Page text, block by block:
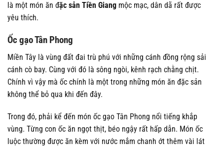
là một món ăn đặc sản Tiền Giang mộc mạc, dân dã rất được
yêu thích.
Ốc gạo Tân Phong
Miền Tây là vùng đất đai trù phú với những cánh đồng rộng sải
cánh cò bay. Cùng với đó là sông ngòi, kênh rạch chằng chịt.
Chính vì vậy mà ốc chính là một trong những món ăn đặc sản
không thể bỏ qua khi đến đây.
Trong đó, phải kể đến món ốc gạo Tân Phong nổi tiếng khắp
vùng. Từng con ốc ăn ngọt thịt, béo ngậy rất hấp dẫn. Món ốc
luộc thường được ăn kèm với nước mắm chanh ớt thêm vài lát